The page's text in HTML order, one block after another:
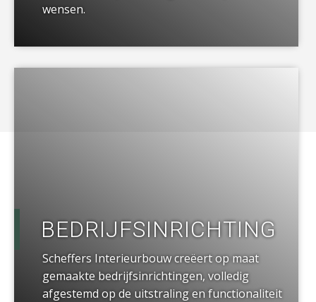
wensen.
BEDRIJFSINRICHTING
Scheffers Interieurbouw creëert op maat
gemaakte bedrijfsinrichtingen, volledig
afgestemd op de uitstraling en functionaliteit